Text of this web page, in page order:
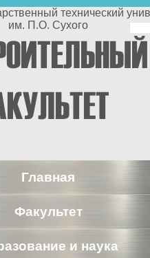
им. П.О. Сухого
Главная
Факультет
и наука